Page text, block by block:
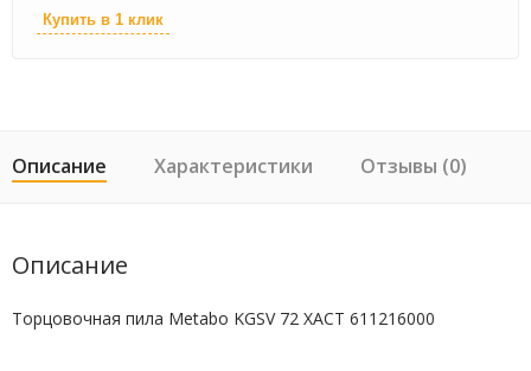
Купить в 1 клик
Описание Характеристики Отзывы (0)
Описание
Торцовочная пила Metabo KGSV 72 XACT 611216000